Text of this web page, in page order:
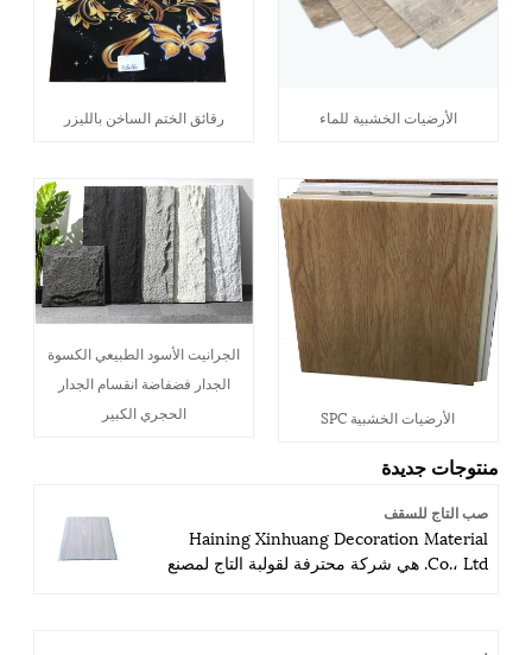
الأرضيات الخشبية للماء رقائق الختم الساخن بالليزر
الأرضيات الخشبية SPC
الجرانيت الأسود الطبيعي الكسوة
الجدار فضفاضة انقسام الجدار
الحجري الكبير
منتوجات جديدة
صب التاج للسقف
Haining Xinhuang Decoration Material
Co.، Ltd. هي شركة محترفة لقولبة التاج لمصنع